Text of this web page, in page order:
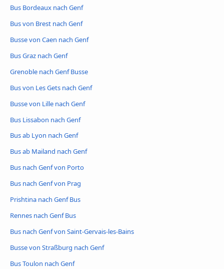
Bus Bordeaux nach Genf
Bus von Brest nach Genf
Busse von Caen nach Genf
Bus Graz nach Genf
Grenoble nach Genf Busse
Bus von Les Gets nach Genf
Busse von Lille nach Genf
Bus Lissabon nach Genf
Bus ab Lyon nach Genf
Bus ab Mailand nach Genf
Bus nach Genf von Porto
Bus nach Genf von Prag
Prishtina nach Genf Bus
Rennes nach Genf Bus
Bus nach Genf von Saint-Gervais-les-Bains
Busse von Straßburg nach Genf
Bus Toulon nach Genf